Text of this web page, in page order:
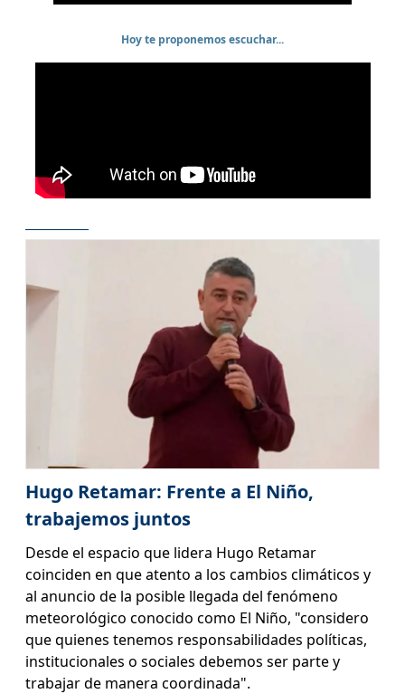
Hoy te proponemos escuchar...
Hugo Retamar: Frente a El Niño,
trabajemos juntos
Desde el espacio que lidera Hugo Retamar
coinciden en que atento a los cambios climáticos y
al anuncio de la posible llegada del fenómeno
meteorológico conocido como El Niño, "considero
que quienes tenemos responsabilidades políticas,
institucionales o sociales debemos ser parte y
trabajar de manera coordinada".